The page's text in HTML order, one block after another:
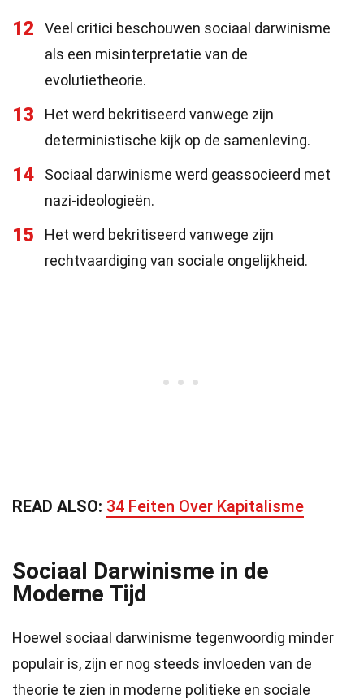
12
Veel critici beschouwen sociaal darwinisme
als een misinterpretatie van de
evolutietheorie.
13
Het werd bekritiseerd vanwege zijn
deterministische kijk op de samenleving.
14
Sociaal darwinisme werd geassocieerd met
nazi-ideologieën.
15
Het werd bekritiseerd vanwege zijn
rechtvaardiging van sociale ongelijkheid.
READ ALSO: 34 Feiten Over Kapitalisme
Sociaal Darwinisme in de
Moderne Tijd
Hoewel sociaal darwinisme tegenwoordig minder
populair is, zijn er nog steeds invloeden van de
theorie te zien in moderne politieke en sociale